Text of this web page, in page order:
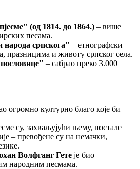
(од 1814. до 1864.) – више
песама.
српскога" – етнографски
празницима и животу српског села.
– сабрао преко 3.000
огромно културно благо које би
су, захваљујући њему, постале
– превођене су на немачки,
Волфганг Гете је био
народним песмама.